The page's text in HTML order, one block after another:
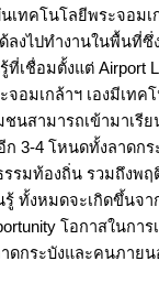
เทคโนโลยีพระจอม
ลงไปทำงานในพื้นที่ซึ่
ที่เชื่อมตั้งแต่ Airport
จอมเกล้าฯ เองมีเทค
นสามารถเข้ามาเรี
3-4 โหนดทั้งลาดกร
รรมท้องถิ่น รวมถึงพ
ทั้งหมดจะเกิดขึ้นจา
โอกาสในกา
ดกระบังและคนภายน